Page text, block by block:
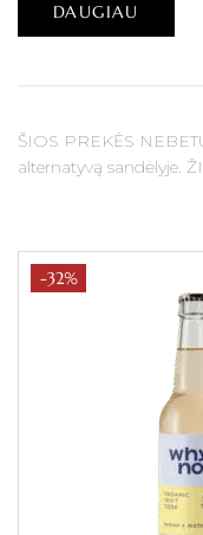
DAUGIAU
ŠIOS PREKĖS
alternatyvą sandėlyje.
-32%